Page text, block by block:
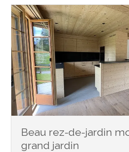
Beau rez-de-jardin
grand jardin